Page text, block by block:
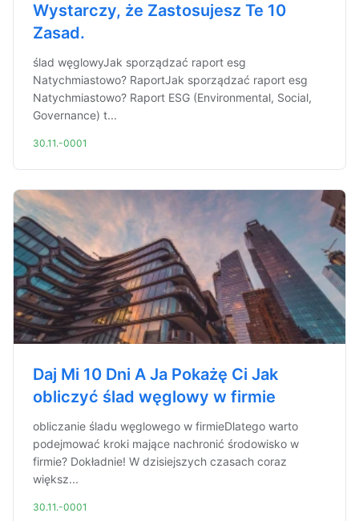
Wystarczy, że Zastosujesz Te 10
Zasad.
ślad węglowyJak sporządzać raport esg
Natychmiastowo? RaportJak sporządzać raport esg
Natychmiastowo? Raport ESG (Environmental, Social,
Governance) t...
30.11.-0001
Daj Mi 10 Dni A Ja Pokażę Ci Jak
obliczyć ślad węglowy w firmie
obliczanie śladu węglowego w firmieDlatego warto
podejmować kroki mające nachronić środowisko w
firmie? Dokładnie! W dzisiejszych czasach coraz
większ...
30.11.-0001